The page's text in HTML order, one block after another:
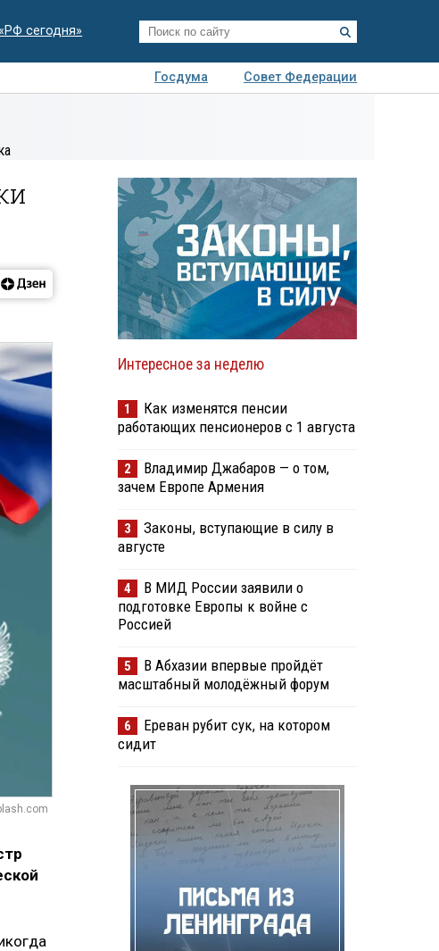
сегодня»
Госдума
Совет Федерации
Интересное за неделю
1
Как изменятся пенсии
работающих пенсионеров с 1 августа
2
Владимир Джабаров — о том,
зачем Европе Армения
3
Законы, вступающие в силу в
августе
4
В МИД России заявили о
подготовке Европы к войне с
Россией
5
В Абхазии впервые пройдёт
масштабный молодёжный форум
6
Ереван рубит сук, на котором
сидит